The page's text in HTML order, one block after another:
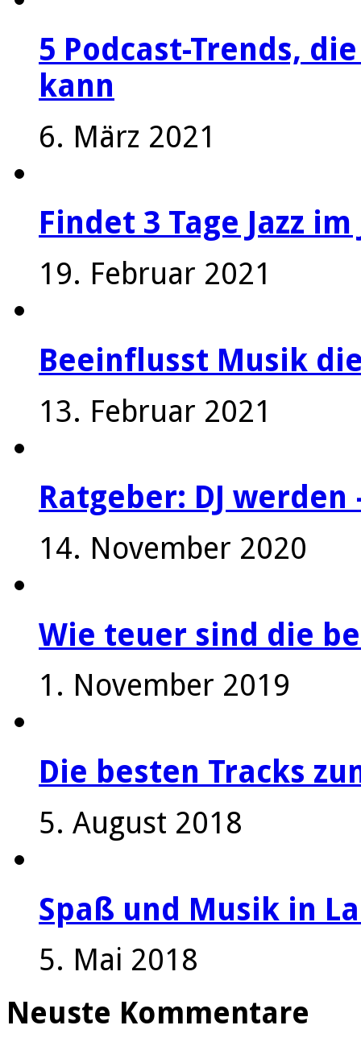
5 Podcast-Trends,
kann
6. März 2021
Findet 3 Tage Jazz
19. Februar 2021
Beeinflusst Musik
13. Februar 2021
Ratgeber: DJ
14. November 2020
Wie teuer sind die
1. November 2019
Die besten Tracks
5. August 2018
Spaß und Musik in
5. Mai 2018
Neuste Kommentare